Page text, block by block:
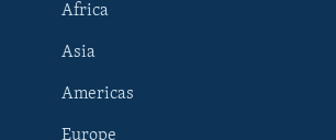
Africa
Asia
Americas
Europe